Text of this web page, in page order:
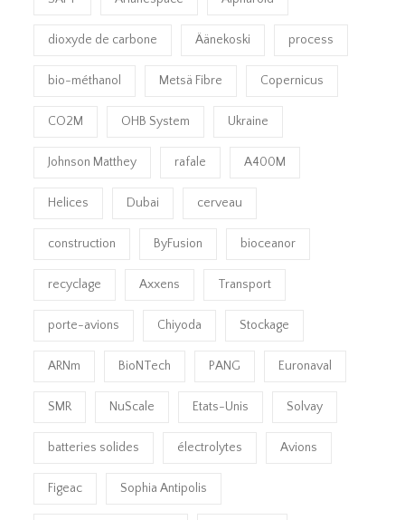
dioxyde de carbone Äänekoski process
bio-méthanol Metsä Fibre Copernicus
CO2M OHB System Ukraine
Johnson Matthey rafale A400M
Helices Dubai cerveau
construction ByFusion bioceanor
recyclage Axxens Transport
porte-avions Chiyoda Stockage
ARNm BioNTech PANG Euronaval
SMR NuScale Etats-Unis Solvay
batteries solides électrolytes Avions
Figeac Sophia Antipolis